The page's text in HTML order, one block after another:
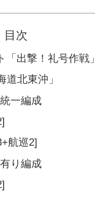
目次
出撃！礼号作戦」
道北東沖」
一編成
航巡2]
り編成